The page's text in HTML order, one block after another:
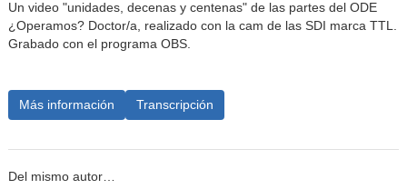
Un video "unidades, decenas y centenas" de las partes del ODE
¿Operamos? Doctor/a, realizado con la cam de las SDI marca TTL.
Grabado con el programa OBS.
Más información Transcripción
Del mismo autor…